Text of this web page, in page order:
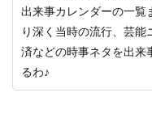
出来事カレンダーの一覧
り深く当時の流行、芸
済などの時事ネタを出来
るわ♪